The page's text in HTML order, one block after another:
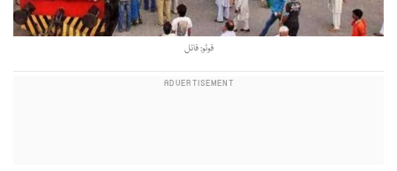
فوٹو: فائل